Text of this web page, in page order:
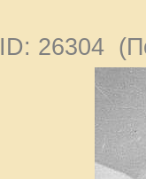
ID: 26304